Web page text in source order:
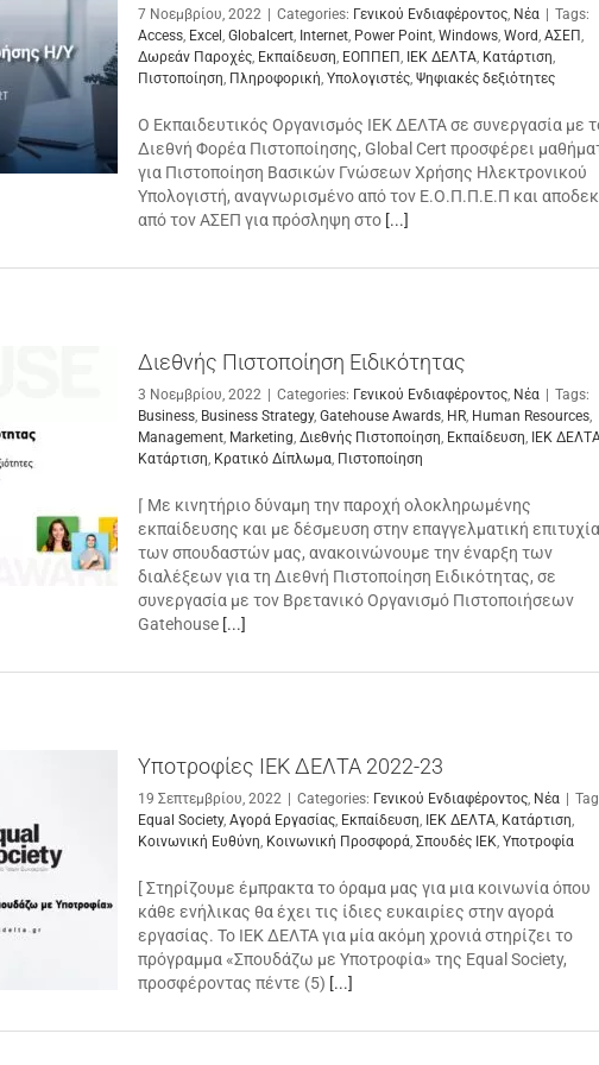
7 Νοεμβρίου, 2022 Categories: Γενικού Ενδιαφέροντος, Νέα
Tags:
Access, Excel , Globalcert, Internet, Power Point, Windows, Word, ΑΣΕΠ,
Δωρεάν Παροχές, Εκπαίδευση, ΕΟΠΠΕΠ, ΙΕΚ ΔΕΛΤΑ, Κατάρτιση,
Πιστοποίηση, Πληροφορική, Υπολογιστές, Ψηφιακές δεξιότητες
Ο Εκπαιδευτικός Οργανισμός ΙΕΚ ΔΕΛΤΑ σε συνεργασία με
Διεθνή Φορέα Πιστοποίησης, Global Cert προσφέρει
για Πιστοποίηση Βασικών Γνώσεων Χρήσης Ηλεκτρονικού
Υπολογιστή, αναγνωρισμένο από τον Ε.Ο.Π.Π.Ε.Π και
από τον ΑΣΕΠ για πρόσληψη στο [...]
Διεθνής Πιστοποίηση Ειδικότητας
3 Νοεμβρίου, 2022 Categories: Γενικού Ενδιαφέροντος, Νέα
Tags:
Business, Business Strategy, Gatehouse Awards, HR, Human Resources,
Management, Marketing, Διεθνής Πιστοποίηση, Εκπαίδευση, ΙΕΚ
Κατάρτιση, Κρατικό Δίπλωμα, Πιστοποίηση
⌈ Με κινητήριο δύναμη την παροχή ολοκληρωμένης
εκπαίδευσης και με δέσμευση στην επαγγελματική επιτυχία
των σπουδαστών μας, ανακοινώνουμε την έναρξη των
διαλέξεων για τη Διεθνή Πιστοποίηση Ειδικότητας, σε
συνεργασία με τον Βρετανικό Οργανισμό Πιστοποιήσεων
Gatehouse [...]
Υποτροφίες ΙΕΚ ΔΕΛΤΑ 2022-23
19 Σεπτεμβρίου, 2022 Categories: Γενικού Ενδιαφέροντος, Νέα
Equal Society, Αγορά Εργασίας, Εκπαίδευση, ΙΕΚ ΔΕΛΤΑ, Κατάρτιση,
Κοινωνική Ευθύνη, Κοινωνική Προσφορά, Σπουδές ΙΕΚ, Υποτροφία
[ Στηρίζουμε έμπρακτα το όραμα μας για μια κοινωνία όπου
κάθε ενήλικας θα έχει τις ίδιες ευκαιρίες στην αγορά
εργασίας. Το ΙΕΚ ΔΕΛΤΑ για μία ακόμη χρονιά στηρίζει το
πρόγραμμα «Σπουδάζω με Υποτροφία» της Equal Society,
προσφέροντας πέντε (5) [...]